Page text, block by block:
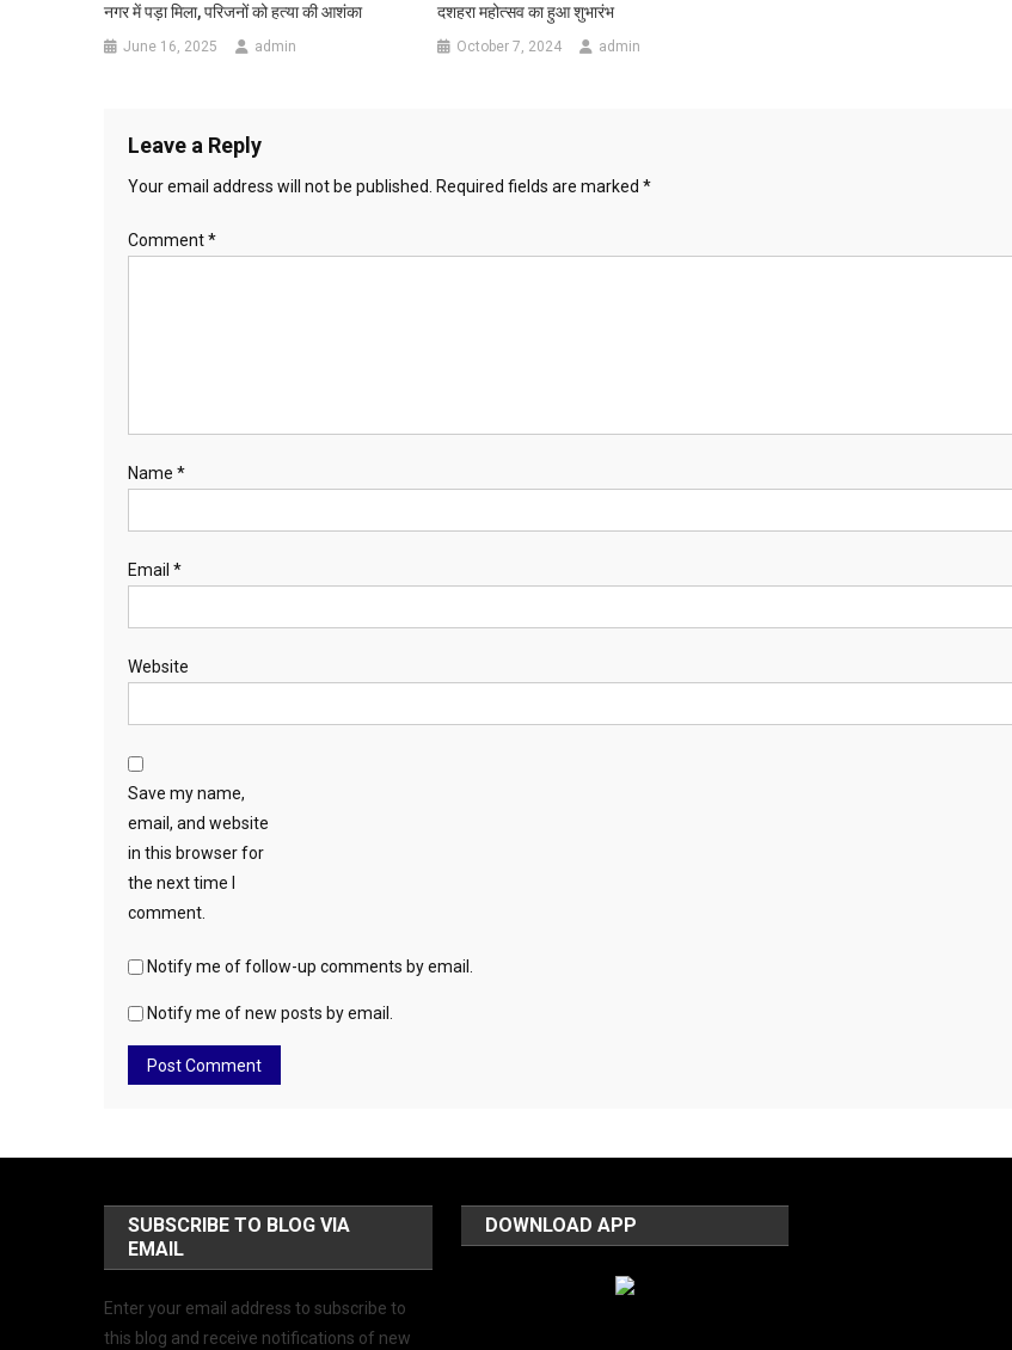
नगर में पड़ा मिला, परिजनों को हत्या की आशंका
June 16, 2025 admin
दशहरा महोत्सव का हुआ शुभारंभ
October 7, 2024 admin
Leave a Reply
Your email address will not be published. Required fields are marked *
Comment*
Name *
Email *
Website
Save my name,
email, and website
in this browser for
the next time I
comment.
Notify me of follow-up comments by email.
Notify me of new posts by email.
SUBSCRIBE TO BLOG VIA
EMAIL
Enter your email address to subscribe to
this blog and receive notifications of new
DOWNLOAD APP